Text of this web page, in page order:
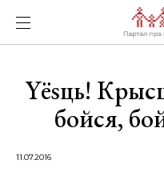
Yёsць!
бойся,
11.07.2016